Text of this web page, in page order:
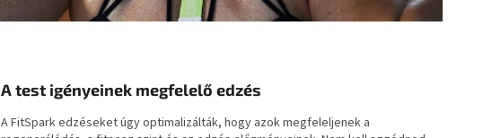
A test igényeinek megfelelő edzés
A FitSpark edzéseket úgy optimalizálták, hogy azok megfeleljenek a